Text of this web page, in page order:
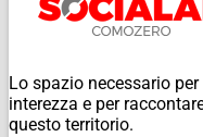
Lo spazio necessario
interezza e per
questo territorio.